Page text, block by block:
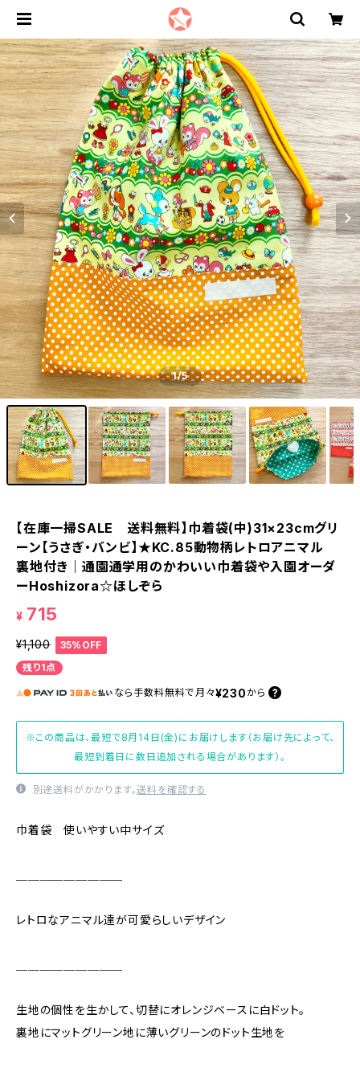
1/5
【在庫一掃SALE 送料無料】巾着袋(中)31×23cmグリ
ーン【うさぎ・バンビ】★KC.85動物柄レトロアニマル
裏地付き｜通園通学用のかわいい巾着袋や入園オーダ
ーHoshizora☆ほしぞら
¥ 715
¥1,100
35%OFF
残り1点
なら 手数料無料で 月々¥230 から
※この商品は、最短で8月14日(金)にお届けします（お届け先によって、
最短到着日に数日追加される場合があります）。
別途送料がかかります。送料を確認する
巾着袋 使いやすい中サイズ
レトロなアニマル達が可愛らしいデザイン
生地の個性を生かして、切替にオレンジベースに白ドット。
裏地にマットグリーン地に薄いグリーンのドット生地を